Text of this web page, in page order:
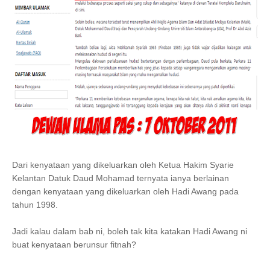
Dari kenyataan yang dikeluarkan oleh Ketua Hakim Syarie
Kelantan Datuk Daud Mohamad ternyata ianya berlainan
dengan kenyataan yang dikeluarkan oleh Hadi Awang pada
tahun 1998.
Jadi kalau dalam bab ni, boleh tak kita katakan Hadi Awang ni
buat kenyataan berunsur fitnah?